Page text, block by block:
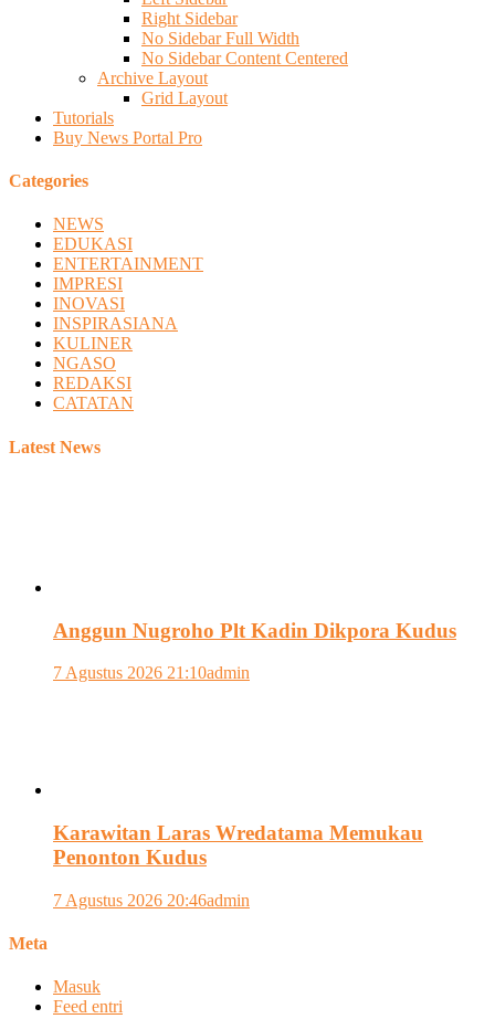
Right Sidebar
No Sidebar Full Width
No Sidebar Content Centered
Archive Layout
Grid Layout
Tutorials
Buy News Portal Pro
Categories
NEWS
EDUKASI
ENTERTAINMENT
IMPRESI
INOVASI
INSPIRASIANA
KULINER
NGASO
REDAKSI
CATATAN
Latest News
Anggun Nugroho Plt Kadin Dikpora Kudus
7 Agustus 2026 21:10admin
Karawitan Laras Wredatama Memukau
Penonton Kudus
7 Agustus 2026 20:46admin
Meta
Masuk
Feed entri